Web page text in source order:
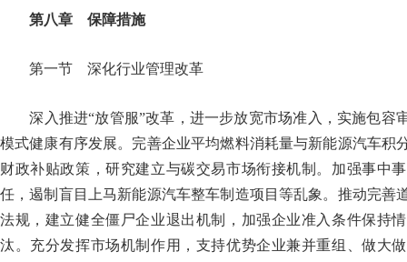
第八章 保障措施
第一节 深化行业管理改革
深入推进“放管服”改革，进一步放宽市场准入，实施包容
模式健康有序发展。完善企业平均燃料消耗量与新能源汽车积
财政补贴政策，研究建立与碳交易市场衔接机制。加强事中
任，遏制盲目上马新能源汽车整车制造项目等乱象。推动完善
法规，建立健全僵尸企业退出机制，加强企业准入条件保持
汰。充分发挥市场机制作用，支持优势企业兼并重组、做大